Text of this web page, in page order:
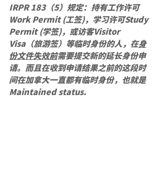
IRPR 183（5）规定：持有工作许可
Work Permit (工签)，学习许可Study
Permit (学签)，或访客Visitor
Visa（旅游签）等临时身份的人，在身
份文件失效前需要提交新的延长身份申
请。而且在收到申请结果之前的这段时
间在加拿大一直都有临时身份，也就是
Maintained status.